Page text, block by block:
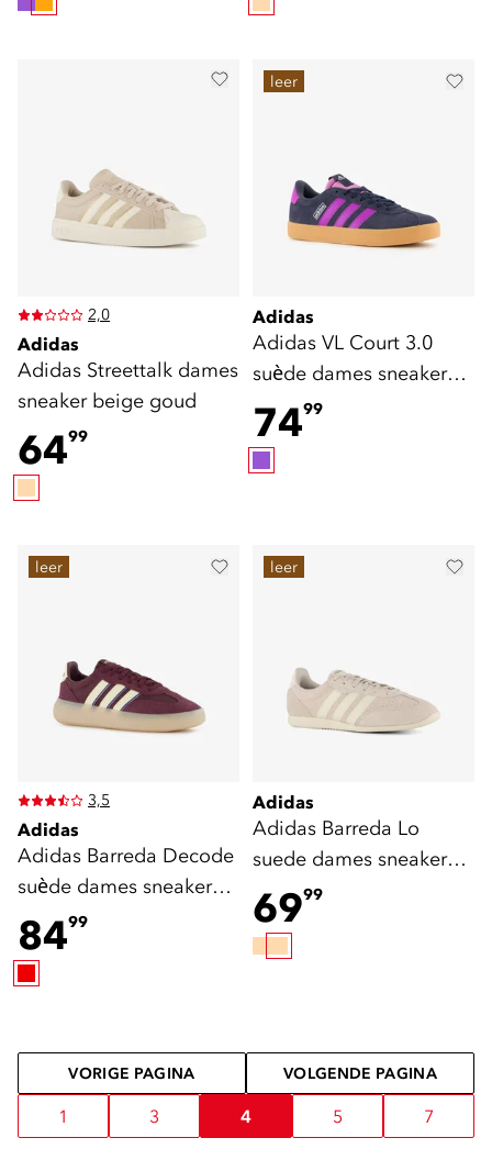
2,0
Adidas
Adidas Streettalk dames
sneaker beige goud
6499
leer
Adidas
Adidas VL Court 3.0
suède dames sneakers
blauw paars
7499
leer
3,5
Adidas
Adidas Barreda Decode
suède dames sneakers
bordeaux
8499
leer
Adidas
Adidas Barreda Lo
suede dames sneakers
beige
6999
VORIGE PAGINA VOLGENDE PAGINA
1 3 4 5 7